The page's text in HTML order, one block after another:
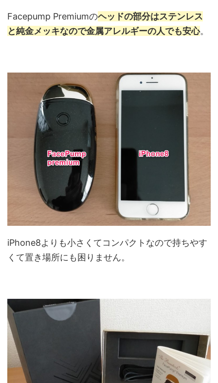
Facepump Premiumのヘッドの部分はステンレス
と純金メッキなので金属アレルギーの人でも安心。
iPhone8よりも小さくてコンパクトなので持ちやす
くて置き場所にも困りません。